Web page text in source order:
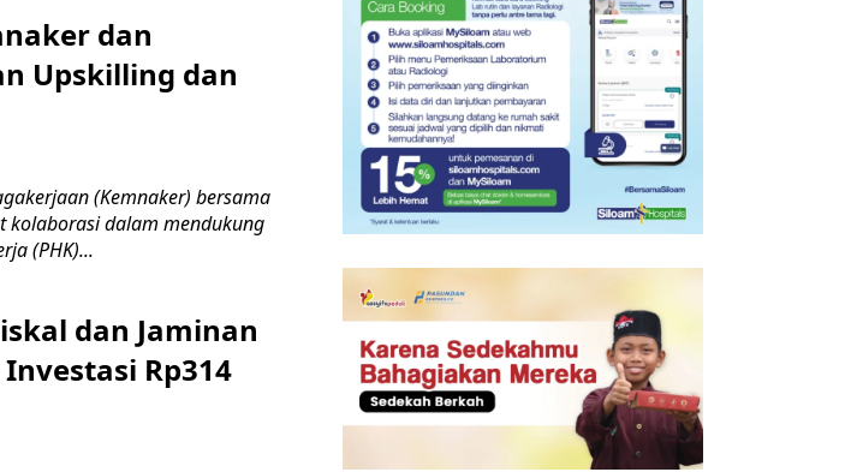
dan
Upskilling dan
(Kemnaker) bersama
kolaborasi dalam mendukung
(PHK)...
dan Jaminan
Rp314